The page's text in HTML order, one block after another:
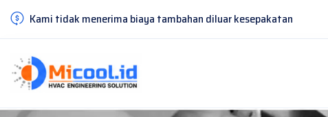
Kami tidak menerima biaya tambahan diluar kesepakatan